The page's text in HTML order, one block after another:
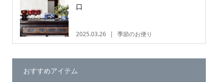
口
2025.03.26 季節のお便り
おすすめアイテム